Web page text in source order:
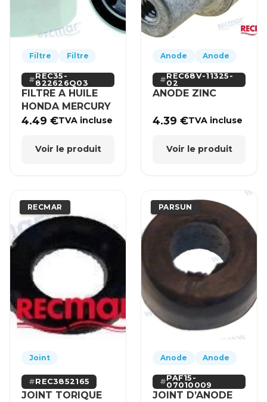
Filtre Filtre
REC35-
822626Q03
FILTRE A HUILE
HONDA MERCURY
4.49€TVA incluse
Voir le produit
Anode Anode
REC68V-11325-
02
ANODE ZINC
4.39€TVA incluse
Voir le produit
RECMAR
Joint
REC3852165
JOINT TORIQUE
PARSUN
Anode Anode
PAF15-
07010009
JOINT D’ANODE